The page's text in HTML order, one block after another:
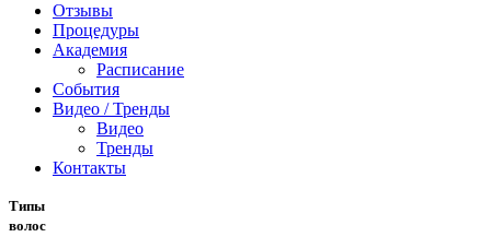
Отзывы
Процедуры
Академия
Расписание
События
Видео / Тренды
Видео
Тренды
Контакты
Типы
волос